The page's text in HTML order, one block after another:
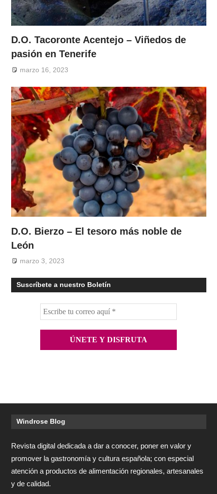
D.O. Tacoronte Acentejo – Viñedos de
pasión en Tenerife
marzo 16, 2023
D.O. Bierzo – El tesoro más noble de
León
marzo 3, 2023
Suscríbete a nuestro Boletín
Windrose Blog
Revista digital dedicada a dar a conocer, poner en valor y
promover la gastronomía y cultura española; con especial
atención a productos de alimentación regionales, artesanales
y de calidad.